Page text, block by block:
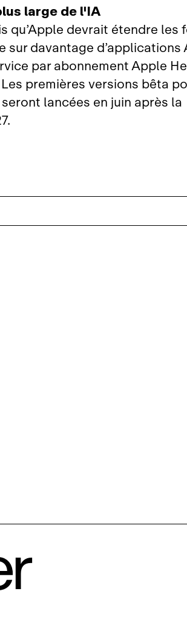
large de l'IA
qu’Apple devrait étendre les
sur davantage d’applications
par abonnement Apple
premières versions bêta
lancées en juin après la